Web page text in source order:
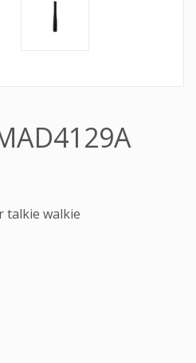
talkie walkie